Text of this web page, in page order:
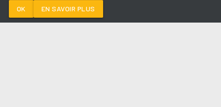
OK EN SAVOIR PLUS